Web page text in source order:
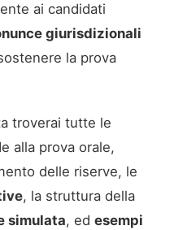
ai candidati
giurisdizionali
la prova
troverai tutte le
alla prova orale,
delle riserve, le
, la struttura della
simulata, ed esempi